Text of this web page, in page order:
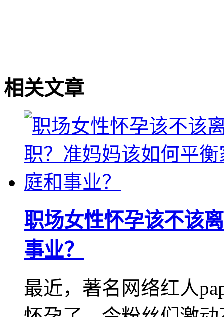
相关文章
职场女性怀孕该不该
事业？
最近，著名网络红人